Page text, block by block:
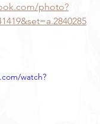
photo?
watch?